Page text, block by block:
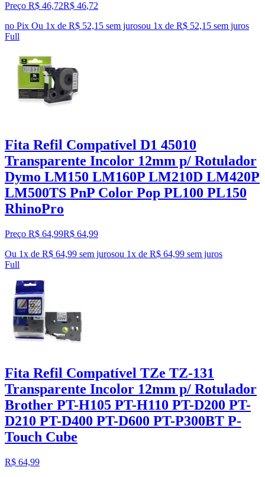
Preço R$ 46,72R$ 46,72
no Pix Ou 1x de R$ 52,15 sem jurosou 1x de R$ 52,15 sem juros
Full
Fita Refil Compatível D1 45010
Transparente Incolor 12mm p/ Rotulador
Dymo LM150 LM160P LM210D LM420P
LM500TS PnP Color Pop PL100 PL150
RhinoPro
Preço R$ 64,99R$ 64,99
Ou 1x de R$ 64,99 sem jurosou 1x de R$ 64,99 sem juros
Full
Fita Refil Compatível TZe TZ-131
Transparente Incolor 12mm p/ Rotulador
Brother PT-H105 PT-H110 PT-D200 PT-
D210 PT-D400 PT-D600 PT-P300BT P-
Touch Cube
R$ 64,99